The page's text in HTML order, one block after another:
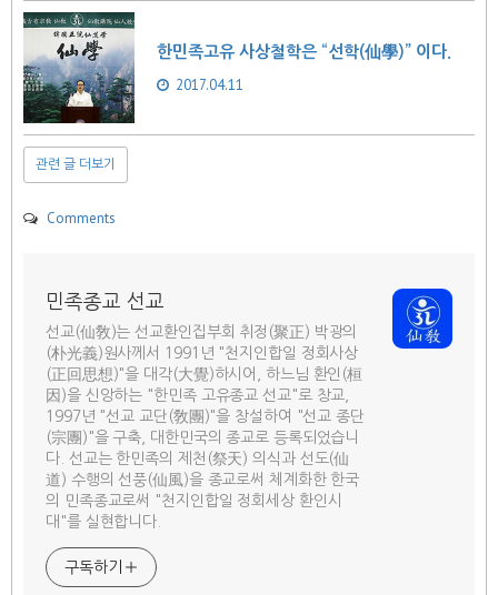
한민족고유 사상철학은 “선학(仙學)” 이다.
2017.04.11
관련 글 더보기
Comments
민족종교 선교
선교(仙敎)는 선교환인집부회 취정(聚正) 박광의
(朴光義)원사께서 1991년 "천지인합일 정회사상
(正回思想)"을 대각(大覺)하시어, 하느님 환인(桓
因)을 신앙하는 "한민족 고유종교 선교"로 창교,
1997년 "선교 교단(敎團)"을 창설하여 "선교 종단
(宗團)"을 구축, 대한민국의 종교로 등록되었습니
다. 선교는 한민족의 제천(祭天) 의식과 선도(仙
道) 수행의 선풍(仙風)을 종교로써 체계화한 한국
의 민족종교로써 "천지인합일 정회세상 환인시
대"를 실현합니다.
구독하기